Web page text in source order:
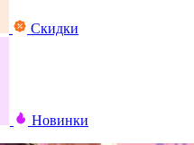
Скидки
Новинки